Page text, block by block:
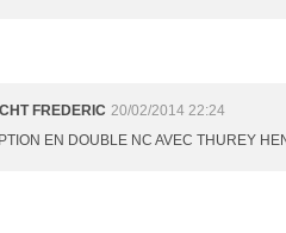
FREDERIC 20/02/2014 22:24
EN DOUBLE NC AVEC THUREY